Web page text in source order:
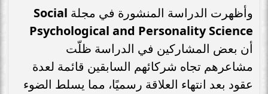
وأظهرت الدراسة المنشورة في مجلة Social
Psychological and Personality Science
أن بعض المشاركين في الدراسة ظلّت
مشاعرهم تجاه شركائهم السابقين قائمة لعدة
عقود بعد انتهاء العلاقة رسميًا، مما يسلط الضوء